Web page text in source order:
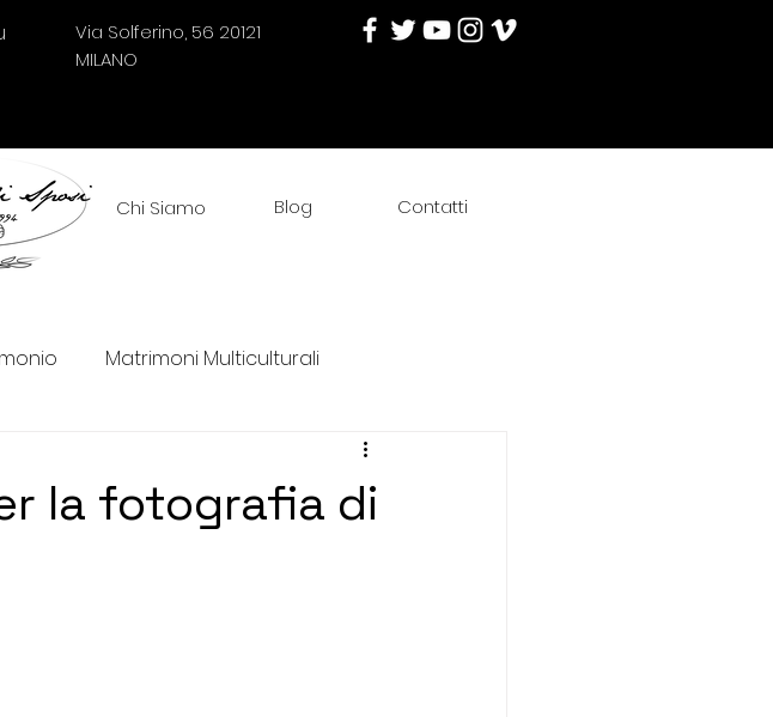
Via Solferino, 56 20121
MILANO
Chi Siamo Blog Contatti
Matrimoni Multiculturali
la fotografia di